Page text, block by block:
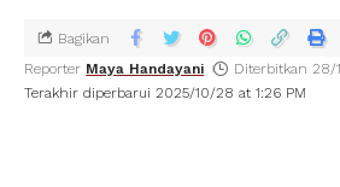
Terakhir diperbarui 2025/10/28 at 1:26 PM
Reporter Maya Handayani Diterbitkan 28/
Bagikan